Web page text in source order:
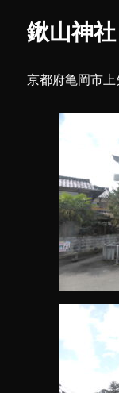
宮
鍬山神社
京都府亀岡市